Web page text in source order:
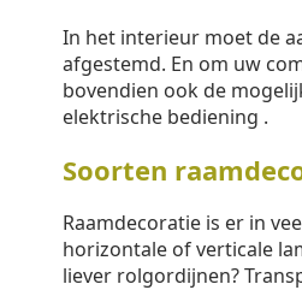
In het interieur moet de
afgestemd. En om uw
bovendien ook de
elektrische bediening .
Soorten
Raamdecoratie is er in
horizontale of verticale
liever rolgordijnen?